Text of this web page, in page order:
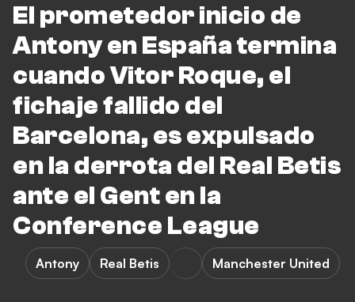
El prometedor inicio de
Antony en España termina
cuando Vitor Roque, el
fichaje fallido del
Barcelona, es expulsado
en la derrota del Real Betis
ante el Gent en la
Conference League
Antony Real Betis Manchester United